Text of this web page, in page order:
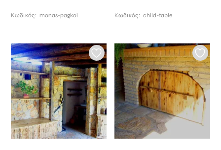
Κωδικός:monas-pagkoi Κωδικός:child-table